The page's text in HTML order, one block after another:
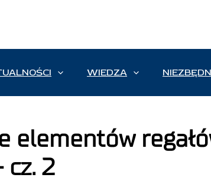
WIEDZA
elementów
cz. 2